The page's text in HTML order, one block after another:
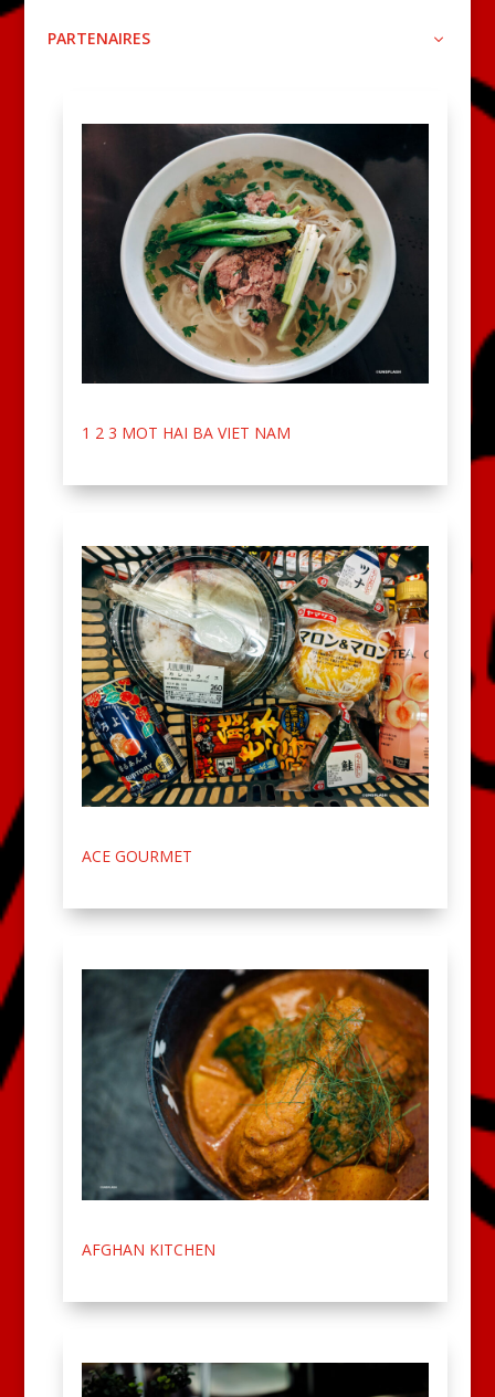
PARTENAIRES
1 2 3 MOT HAI BA VIET NAM
ACE GOURMET
AFGHAN KITCHEN